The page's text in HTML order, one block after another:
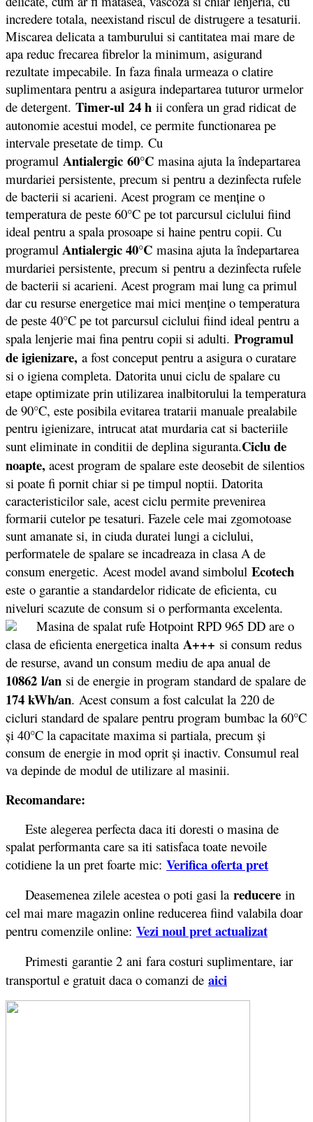
incredere totala, neexistand riscul de distrugere a tesaturii.
Miscarea delicata a tamburului si cantitatea mai mare de
apa reduc frecarea fibrelor la minimum, asigurand
rezultate impecabile. In faza finala urmeaza o clatire
suplimentara pentru a asigura indepartarea tuturor urmelor
de detergent. Timer-ul 24 h ii confera un grad ridicat de
autonomie acestui model, ce permite functionarea pe
intervale presetate de timp. Cu
programul Antialergic 60°C masina ajuta la îndepartarea
murdariei persistente, precum si pentru a dezinfecta rufele
de bacterii si acarieni. Acest program ce menține o
temperatura de peste 60°C pe tot parcursul ciclului fiind
ideal pentru a spala prosoape si haine pentru copii. Cu
programul Antialergic 40°C masina ajuta la îndepartarea
murdariei persistente, precum si pentru a dezinfecta rufele
de bacterii si acarieni. Acest program mai lung ca primul
dar cu resurse energetice mai mici menține o temperatura
de peste 40°C pe tot parcursul ciclului fiind ideal pentru a
spala lenjerie mai fina pentru copii si adulti. Programul
de igienizare, a fost conceput pentru a asigura o curatare
si o igiena completa. Datorita unui ciclu de spalare cu
etape optimizate prin utilizarea inalbitorului la temperatura
de 90°C, este posibila evitarea tratarii manuale prealabile
pentru igienizare, intrucat atat murdaria cat si bacteriile
sunt eliminate in conditii de deplina siguranta.Ciclu de
noapte, acest program de spalare este deosebit de silentios
si poate fi pornit chiar si pe timpul noptii. Datorita
caracteristicilor sale, acest ciclu permite prevenirea
formarii cutelor pe tesaturi. Fazele cele mai zgomotoase
sunt amanate si, in ciuda duratei lungi a ciclului,
performatele de spalare se incadreaza in clasa A de
consum energetic. Acest model avand simbolul Ecotech
este o garantie a standardelor ridicate de eficienta, cu
niveluri scazute de consum si o performanta excelenta.
Masina de spalat rufe Hotpoint RPD 965 DD are o
clasa de eficienta energetica inalta A+++ si consum redus
de resurse, avand un consum mediu de apa anual de
10862 l/an si de energie in program standard de spalare de
174 kWh/an. Acest consum a fost calculat la 220 de
cicluri standard de spalare pentru program bumbac la 60°C
şi 40°C la capacitate maxima si partiala, precum şi
consum de energie in mod oprit şi inactiv. Consumul real
va depinde de modul de utilizare al masinii.
Recomandare:
Este alegerea perfecta daca iti doresti o masina de
spalat performanta care sa iti satisfaca toate nevoile
cotidiene la un pret foarte mic: Verifica oferta pret
Deasemenea zilele acestea o poti gasi la reducere in
cel mai mare magazin online reducerea fiind valabila doar
pentru comenzile online: Vezi noul pret actualizat
Primesti garantie 2 ani fara costuri suplimentare, iar
transportul e gratuit daca o comanzi de aici